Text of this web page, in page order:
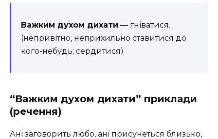
Важким духом дихати — гніватися.
(непривітно, неприхильно ставитися до
кого-небудь; сердитися)
“Важким духом дихати” приклади
(речення)
Ані заговорить любо, ані присунеться близько,